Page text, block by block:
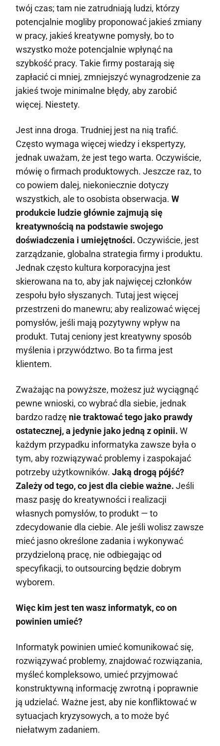
twój czas; tam nie zatrudniają ludzi, którzy
potencjalnie mogliby proponować jakieś zmiany
w pracy, jakieś kreatywne pomysły, bo to
wszystko może potencjalnie wpłynąć na
szybkość pracy. Takie firmy postarają się
zapłacić ci mniej, zmniejszyć wynagrodzenie za
jakieś twoje minimalne błędy, aby zarobić
więcej. Niestety.
Jest inna droga. Trudniej jest na nią trafić.
Często wymaga więcej wiedzy i ekspertyzy,
jednak uważam, że jest tego warta. Oczywiście,
mówię o firmach produktowych. Jeszcze raz, to
co powiem dalej, niekoniecznie dotyczy
wszystkich, ale to osobista obserwacja. W
produkcie ludzie głównie zajmują się
kreatywnością na podstawie swojego
doświadczenia i umiejętności. Oczywiście, jest
zarządzanie, globalna strategia firmy i produktu.
Jednak często kultura korporacyjna jest
skierowana na to, aby jak najwięcej członków
zespołu było słyszanych. Tutaj jest więcej
przestrzeni do manewru; aby realizować więcej
pomysłów, jeśli mają pozytywny wpływ na
produkt. Tutaj ceniony jest kreatywny sposób
myślenia i przywództwo. Bo ta firma jest
klientem.
Zważając na powyższe, możesz już wyciągnąć
pewne wnioski, co wybrać dla siebie, jednak
bardzo radzę nie traktować tego jako prawdy
ostatecznej, a jedynie jako jedną z opinii. W
każdym przypadku informatyka zawsze była o
tym, aby rozwiązywać problemy i zaspokajać
potrzeby użytkowników. Jaką drogą pójść?
Zależy od tego, co jest dla ciebie ważne. Jeśli
masz pasję do kreatywności i realizacji
własnych pomysłów, to produkt — to
zdecydowanie dla ciebie. Ale jeśli wolisz zawsze
mieć jasno określone zadania i wykonywać
przydzieloną pracę, nie odbiegając od
specyfikacji, to outsourcing będzie dobrym
wyborem.
Więc kim jest ten wasz informatyk, co on
powinien umieć?
Informatyk powinien umieć komunikować się,
rozwiązywać problemy, znajdować rozwiązania,
myśleć kompleksowo, umieć przyjmować
konstruktywną informację zwrotną i poprawnie
ją udzielać. Ważne jest, aby nie konfliktować w
sytuacjach kryzysowych, a to może być
niełatwym zadaniem.